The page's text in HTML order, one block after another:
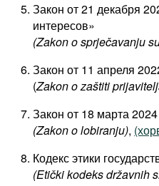
Закон от 21 декабря
интересов»
(Zakon o sprječavanju
Закон от 11 апреля
(Zakon o zaštiti
Закон от 18 марта
(Zakon o lobiranju),
Кодекс этики
(Etički kodeks državnih